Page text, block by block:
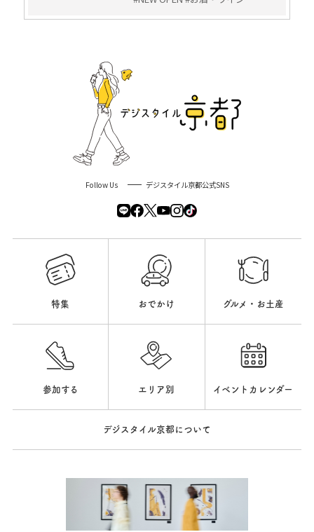
Follow Us デジスタイル京都公式SNS
特集 おでかけ グルメ・お土産
参加する エリア別 イベントカレンダー
デジスタイル京都について